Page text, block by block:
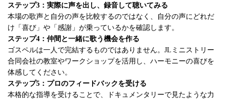
ステップ3：実際に声を出し、録音して聴いてみる
本場の歌声と自分の声を比較するのではなく、自分の声にどれだ
け「喜び」や「感謝」が乗っているかを確認します。
ステップ4：仲間と一緒に歌う機会を作る
ゴスペルは一人で完結するものではありません。JLミニストリー
合同会社の教室やワークショップを活用し、ハーモニーの喜びを
体感してください。
ステップ5：プロのフィードバックを受ける
本格的な指導を受けることで、ドキュメンタリーで見たような力